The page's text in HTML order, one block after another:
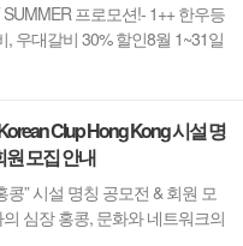
프로모션!- 1++ 한우등
, 우대갈비 30% 할인8월 1~31일
Clup Hong Kong 시설 명
원 모집 안내
콩” 시설 명칭 공모전 & 회원 모
심장 홍콩, 문화와 네트워크의